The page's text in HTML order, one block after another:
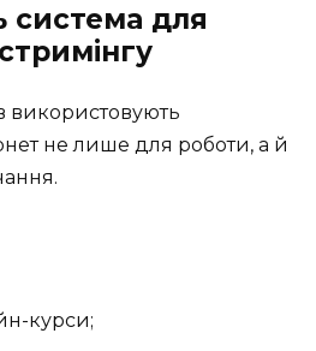
система для
використовують
не лише для роботи, а й
курси;